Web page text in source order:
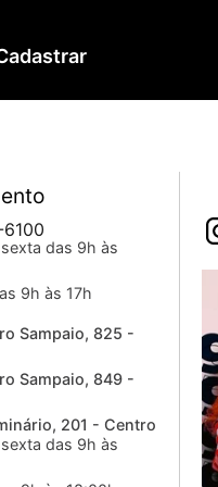
das 9h às
9h às 17h
Sampaio, 825 -
Sampaio, 849 -
201 - Centro
das 9h às